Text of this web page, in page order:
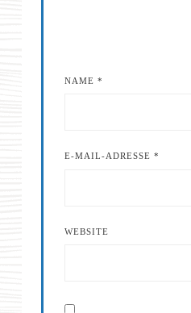
NAME *
E-MAIL-ADRESSE *
WEBSITE